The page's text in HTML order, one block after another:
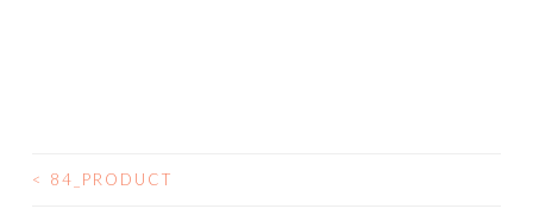
BEITRAGSNAVIGATION
< 84_PRODUCT